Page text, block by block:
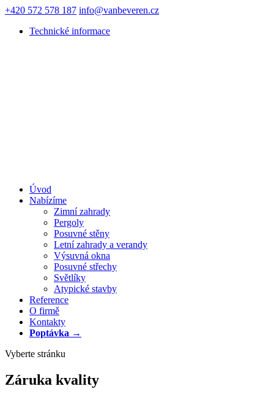
+420 572 578 187 info@vanbeveren.cz
Technické informace
Úvod
Nabízíme
Zimní zahrady
Pergoly
Posuvné stěny
Letní zahrady a verandy
Výsuvná okna
Posuvné střechy
Světlíky
Atypické stavby
Reference
O firmě
Kontakty
Poptávka →
Vyberte stránku
Záruka kvality